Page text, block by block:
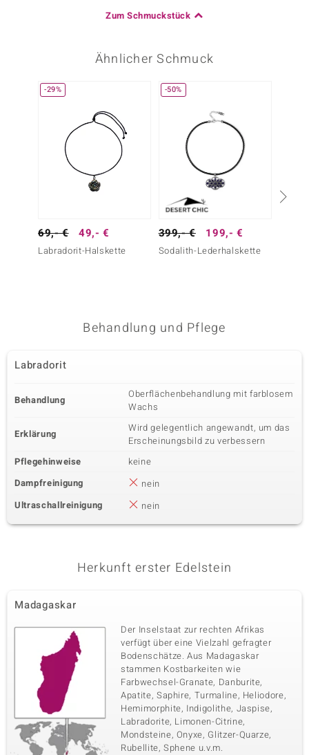
Zum Schmuckstück
Ähnlicher Schmuck
-29%
69,- € 49,- €
Labradorit-Halskette
-50%
399,- € 199,- €
Sodalith-Lederhalskette
Behandlung und Pflege
Labradorit
Behandlung
Oberflächenbehandlung mit farblosem
Wachs
Erklärung
Wird gelegentlich angewandt, um das
Erscheinungsbild zu verbessern
Pflegehinweise
keine
Dampfreinigung
nein
Ultraschallreinigung
nein
Herkunft erster Edelstein
Madagaskar
Der Inselstaat zur rechten Afrikas
verfügt über eine Vielzahl gefragter
Bodenschätze. Aus Madagaskar
stammen Kostbarkeiten wie
Farbwechsel-Granate, Danburite,
Apatite, Saphire, Turmaline, Heliodore,
Hemimorphite, Indigolithe, Jaspise,
Labradorite, Limonen-Citrine,
Mondsteine, Onyxe, Glitzer-Quarze,
Rubellite, Sphene u.v.m.